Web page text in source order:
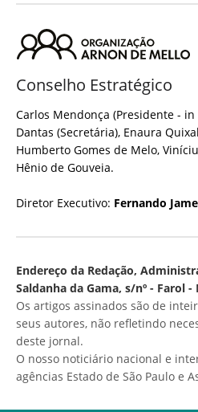
Conselho Estratégico
Carlos Mendonça (Presidente -
Dantas (Secretária), Enaura
Humberto Gomes de Melo,
Hênio de Gouveia.
Diretor Executivo: Fernando
Endereço da Redação,
Saldanha da Gama, s/nº - Farol -
Os artigos assinados são de
seus autores, não refletindo
deste jornal.
O nosso noticiário nacional e
agências Estado de São Paulo e